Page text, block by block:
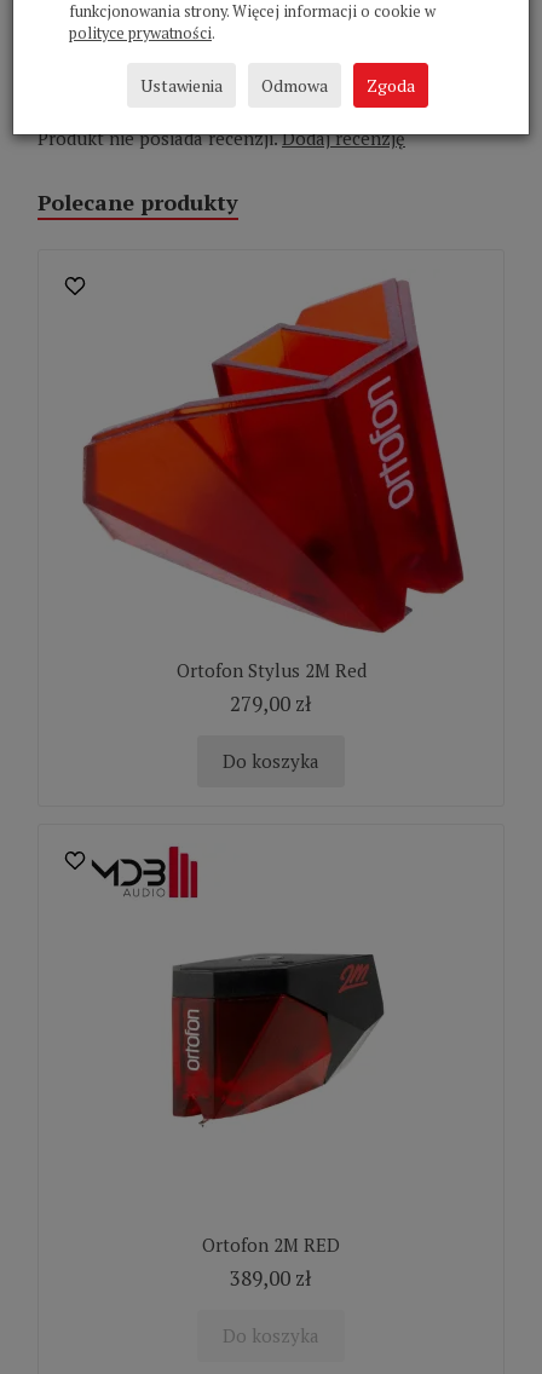
Informacje o bezpieczeństwie produktu
Informacje o producencie
Produkt nie posiada recenzji.Dodaj recenzję
Polecane produkty
Ortofon Stylus 2M Red
279,00 zł
Do koszyka
Ortofon 2M RED
389,00 zł
Do koszyka
funkcjonowania strony. Więcej informacji o cookie w
polityce prywatności.
Ustawienia Odmowa Zgoda